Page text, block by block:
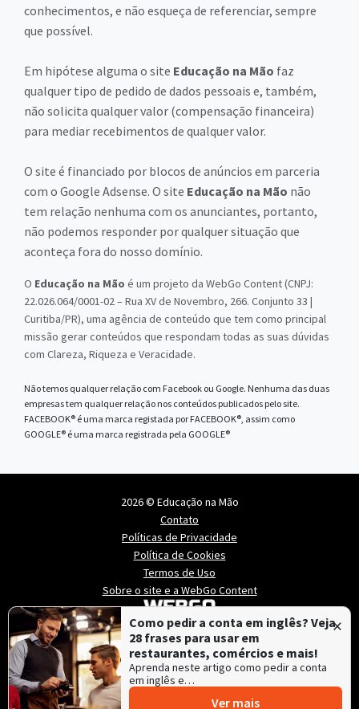
Como pedir a conta em inglês? Veja
28 frases para usar em
restaurantes, comércios e mais!
Aprenda neste artigo como pedir a conta
em inglês e…
Ver mais
×
conhecimentos, e não esqueça de referenciar, sempre
que possível.
Em hipótese alguma o site Educação na Mão faz
qualquer tipo de pedido de dados pessoais e, também,
não solicita qualquer valor (compensação financeira)
para mediar recebimentos de qualquer valor.
O site é financiado por blocos de anúncios em parceria
com o Google Adsense. O site Educação na Mão não
tem relação nenhuma com os anunciantes, portanto,
não podemos responder por qualquer situação que
aconteça fora do nosso domínio.
O Educação na Mão é um projeto da WebGo Content (CNPJ:
22.026.064/0001-02 – Rua XV de Novembro, 266. Conjunto 33 |
Curitiba/PR), uma agência de conteúdo que tem como principal
missão gerar conteúdos que respondam todas as suas dúvidas
com Clareza, Riqueza e Veracidade.
Não temos qualquer relação com Facebook ou Google. Nenhuma das duas
empresas tem qualquer relação nos conteúdos publicados pelo site.
FACEBOOK® é uma marca registada por FACEBOOK®, assim como
GOOGLE® é uma marca registrada pela GOOGLE®
2026 © Educação na Mão
Contato
Políticas de Privacidade
Política de Cookies
Termos de Uso
Sobre o site e a WebGo Content
Educação na Mão é mantido e hospedado pela